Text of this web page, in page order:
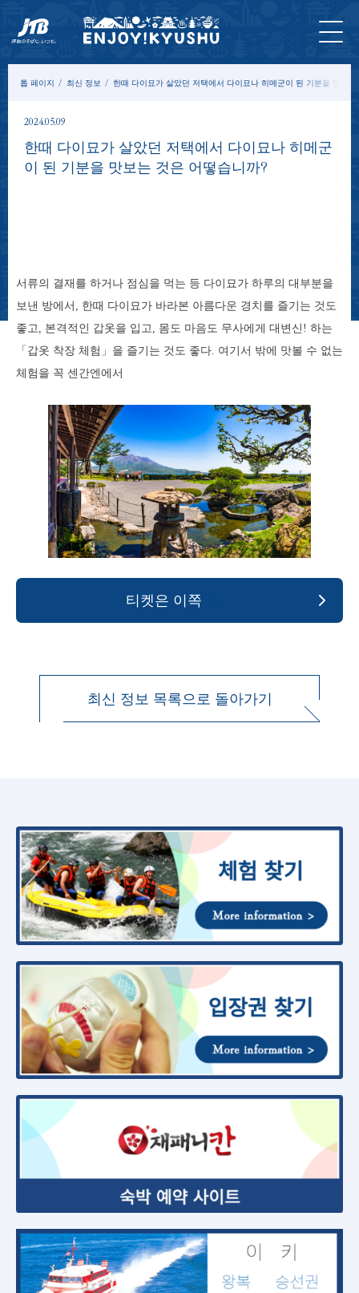
톱 페이지 최신 정보 한때 다이묘가 살았던 저택에서 다이묘나 히메군이 된 기분을 맛보는
2024.05.09
한때 다이묘가 살았던 저택에서 다이묘나 히메군
이 된 기분을 맛보는 것은 어떻습니까?
서류의 결재를 하거나 점심을 먹는 등 다이묘가 하루의 대부분을
보낸 방에서, 한때 다이묘가 바라본 아름다운 경치를 즐기는 것도
좋고, 본격적인 갑옷을 입고, 몸도 마음도 무사에게 대변신! 하는
「갑옷 착장 체험」을 즐기는 것도 좋다. 여기서 밖에 맛볼 수 없는
체험을 꼭 센간엔에서
티켓은 이쪽
최신 정보 목록으로 돌아가기
홈 페
이지
최신
정보
투어&
체험
입장
권